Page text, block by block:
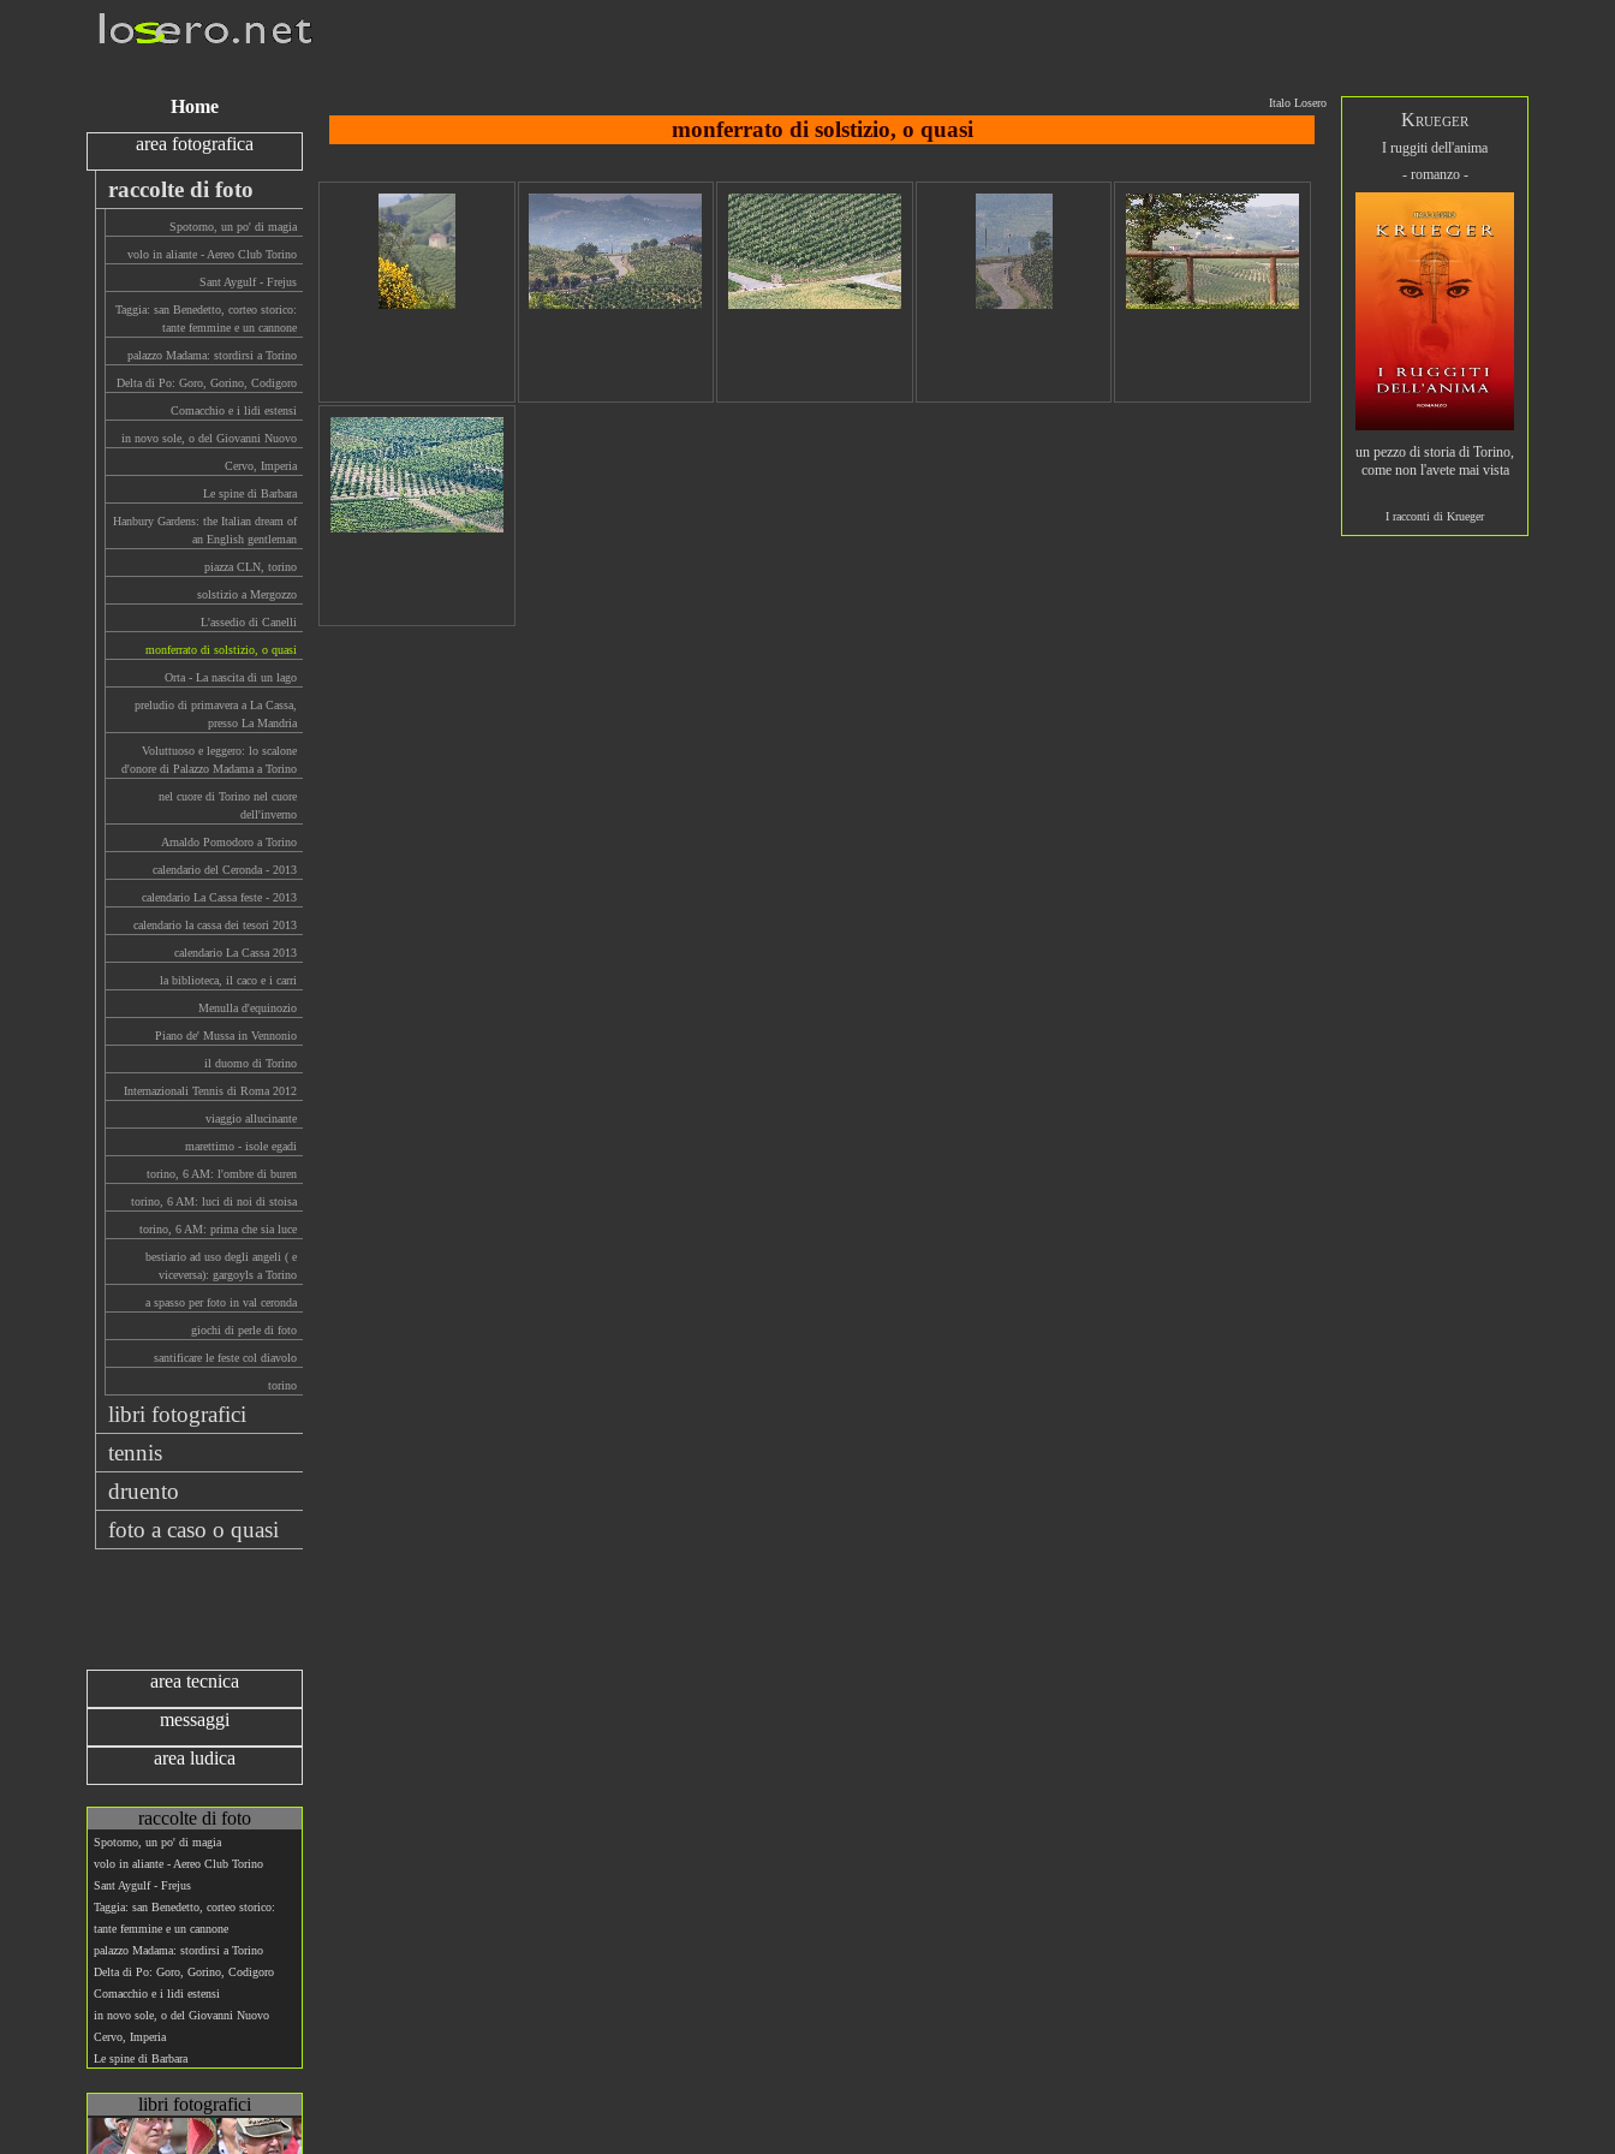
Home
area fotografica
raccolte di foto
Spotorno, un po' di magia
volo in aliante - Aereo Club Torino
Sant Aygulf - Frejus
Taggia: san Benedetto, corteo storico:
tante femmine e un cannone
palazzo Madama: stordirsi a Torino
Delta di Po: Goro, Gorino, Codigoro
Comacchio e i lidi estensi
in novo sole, o del Giovanni Nuovo
Cervo, Imperia
Le spine di Barbara
Hanbury Gardens: the Italian dream of
an English gentleman
piazza CLN, torino
solstizio a Mergozzo
L'assedio di Canelli
monferrato di solstizio, o quasi
Orta - La nascita di un lago
preludio di primavera a La Cassa,
presso La Mandria
Voluttuoso e leggero: lo scalone
d'onore di Palazzo Madama a Torino
nel cuore di Torino nel cuore
dell'inverno
Arnaldo Pomodoro a Torino
calendario del Ceronda - 2013
calendario La Cassa feste - 2013
calendario la cassa dei tesori 2013
calendario La Cassa 2013
la biblioteca, il caco e i carri
Menulla d'equinozio
Piano de' Mussa in Vennonio
il duomo di Torino
Internazionali Tennis di Roma 2012
viaggio allucinante
marettimo - isole egadi
torino, 6 AM: l'ombre di buren
torino, 6 AM: luci di noi di stoisa
torino, 6 AM: prima che sia luce
bestiario ad uso degli angeli ( e
viceversa): gargoyls a Torino
a spasso per foto in val ceronda
giochi di perle di foto
santificare le feste col diavolo
torino
libri fotografici
tennis
druento
foto a caso o quasi
area tecnica
messaggi
area ludica
raccolte di foto
Spotorno, un po' di magia
volo in aliante - Aereo Club Torino
Sant Aygulf - Frejus
Taggia: san Benedetto, corteo storico:
tante femmine e un cannone
palazzo Madama: stordirsi a Torino
Delta di Po: Goro, Gorino, Codigoro
Comacchio e i lidi estensi
in novo sole, o del Giovanni Nuovo
Cervo, Imperia
Le spine di Barbara
libri fotografici
Italo Losero
monferrato di solstizio, o quasi Krueger
I ruggiti dell'anima
- romanzo -
un pezzo di storia di Torino,
come non l'avete mai vista
I racconti di Krueger